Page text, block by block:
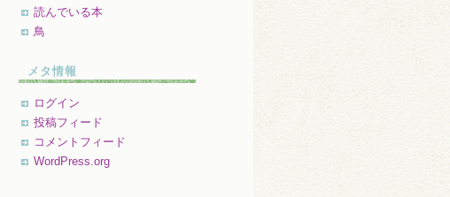
読んでいる本
鳥
メタ情報
ログイン
投稿フィード
コメントフィード
WordPress.org